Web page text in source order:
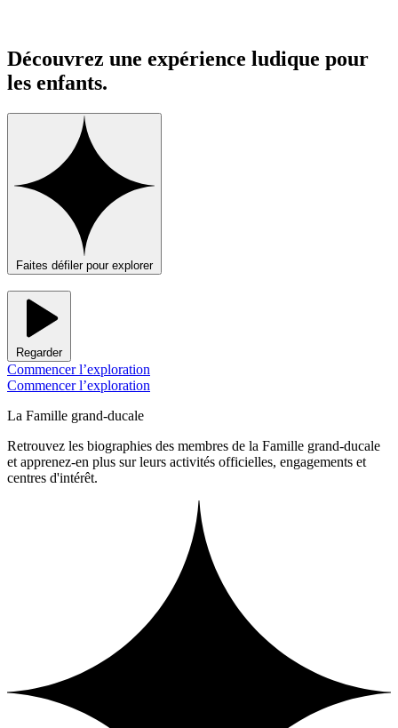
Découvrez une expérience ludique pour
les enfants.
Faites défiler pour explorer
Regarder
Commencer l’exploration
Commencer l’exploration
La Famille grand-ducale
Retrouvez les biographies des membres de la Famille grand-ducale
et apprenez-en plus sur leurs activités officielles, engagements et
centres d'intérêt.